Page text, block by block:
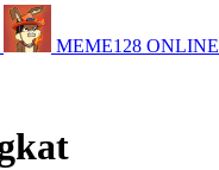
MEME128 ONLINE